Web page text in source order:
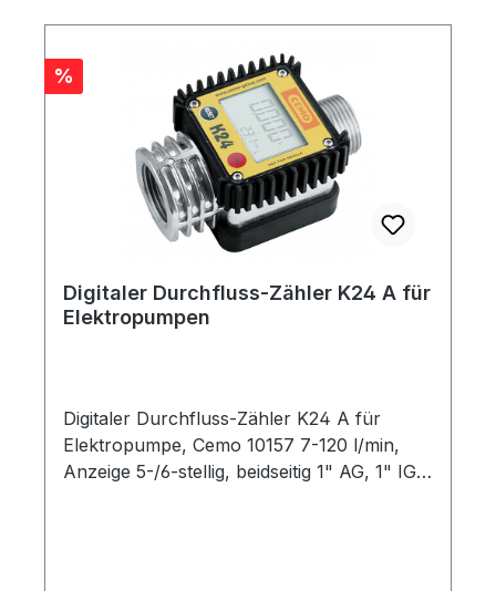
Rabatt
%
Digitaler Durchfluss-Zähler K24 A für
Elektropumpen
Digitaler Durchfluss-Zähler K24 A für
Elektropumpe, Cemo 10157 7-120 l/min,
Anzeige 5-/6-stellig, beidseitig 1" AG, 1" IG,